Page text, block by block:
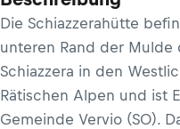
Die Schiazzerahütte
unteren Rand der Mulde
Schiazzera in den
Rätischen Alpen und ist
Gemeinde Vervio (SO).